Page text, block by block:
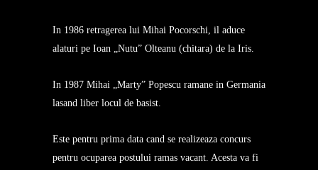
In 1986 retragerea lui Mihai Pocorschi, il aduce
alaturi pe Ioan „Nutu” Olteanu (chitara) de la Iris.
In 1987 Mihai „Marty” Popescu ramane in Germania
lasand liber locul de basist.
Este pentru prima data cand se realizeaza concurs
pentru ocuparea postului ramas vacant. Acesta va fi